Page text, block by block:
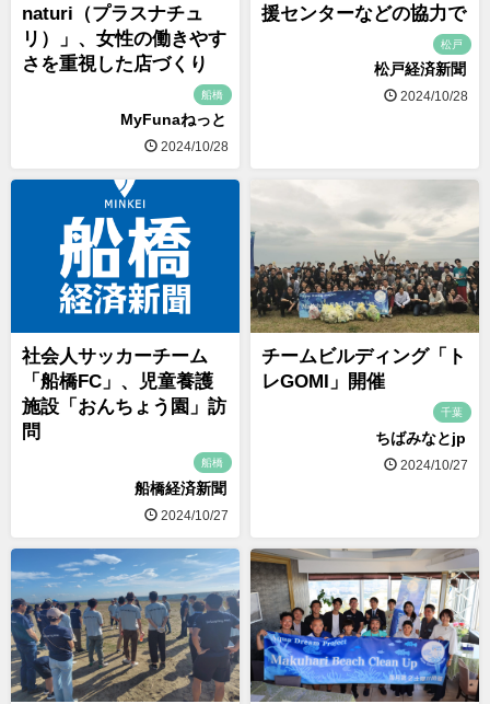
naturi（プラスナチュ
リ）」、女性の働きやす
さを重視した店づくり
船橋
MyFunaねっと
2024/10/28
援センターなどの協力で
松戸
松戸経済新聞
2024/10/28
社会人サッカーチーム
「船橋FC」、児童養護
施設「おんちょう園」訪
問
船橋
船橋経済新聞
2024/10/27
チームビルディング「ト
レGOMI」開催
千葉
ちばみなとjp
2024/10/27